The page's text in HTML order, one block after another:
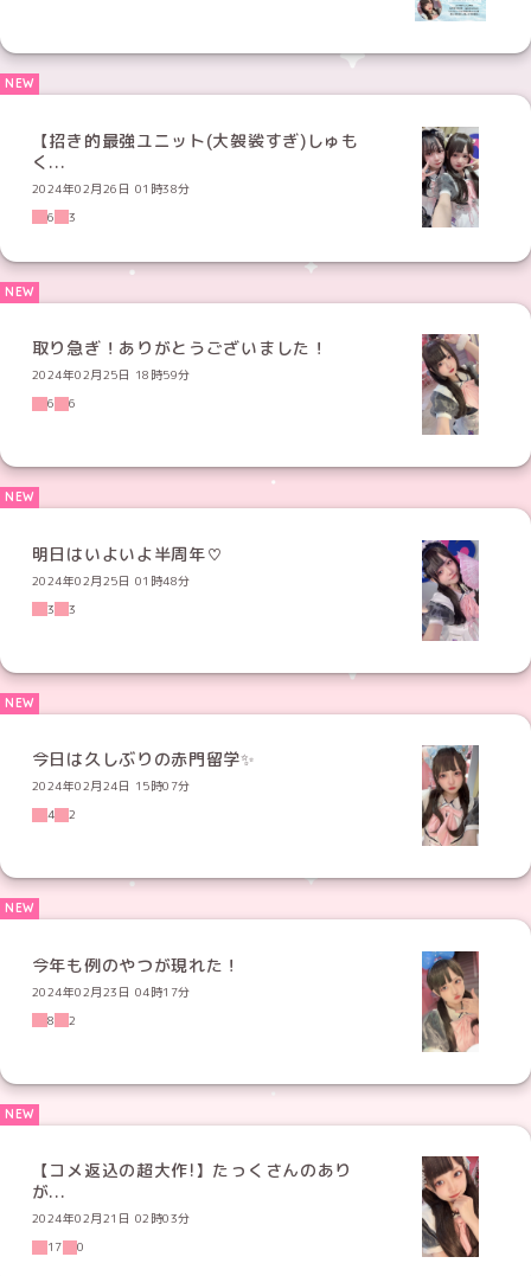
【招き的最強ユニット(大袈裟すぎ)しゅも
く...
2024年02月26日 01時38分
6
3
取り急ぎ！ありがとうございました！
2024年02月25日 18時59分
6
6
明日はいよいよ半周年♡
2024年02月25日 01時48分
3
3
今日は久しぶりの赤門留学✨
2024年02月24日 15時07分
4
2
今年も例のやつが現れた！
2024年02月23日 04時17分
8
2
【コメ返込の超大作!】たっくさんのあり
が...
2024年02月21日 02時03分
17
0